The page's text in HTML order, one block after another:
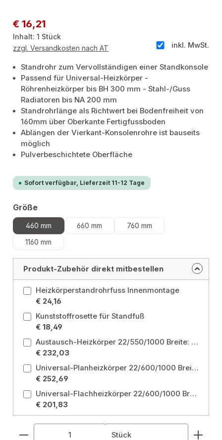
Regulärer Preis:
€ 16,21
Inhalt:1 Stück
inkl. MwSt.
zzgl. Versandkosten nach AT
Standrohr zum Vervollständigen einer Standkonsole
Passend für Universal-Heizkörper -
Röhrenheizkörper bis BH 300 mm - Stahl-/Guss
Radiatoren bis NA 200 mm
Standrohrlänge als Richtwert bei Bodenfreiheit von
160mm über Oberkante Fertigfussboden
Ablängen der Vierkant-Konsolenrohre ist bauseits
möglich
Pulverbeschichtete Oberfläche
Sofort verfügbar, Lieferzeit 11-12 Tage
Größeauswählen
460 mm 660 mm
760 mm
1160 mm
Produkt-Zubehör direkt mitbestellen
Heizkörperstandrohrfuss Innenmontage
€ 24,16
Kunststoffrosette für Standfuß
€ 18,49
Austausch-Heizkörper 22/550/1000 Breite: 1000 mm
€ 232,03
Universal-Planheizkörper 22/600/1000 Breite: 1000 mm / Höhe: 600 mm
€ 252,69
Universal-Flachheizkörper 22/600/1000 Breite: 1000 mm / Höhe: 600 mm
€ 201,83
Produkt Anzahl: Gib den gewünschten Wert
Stück